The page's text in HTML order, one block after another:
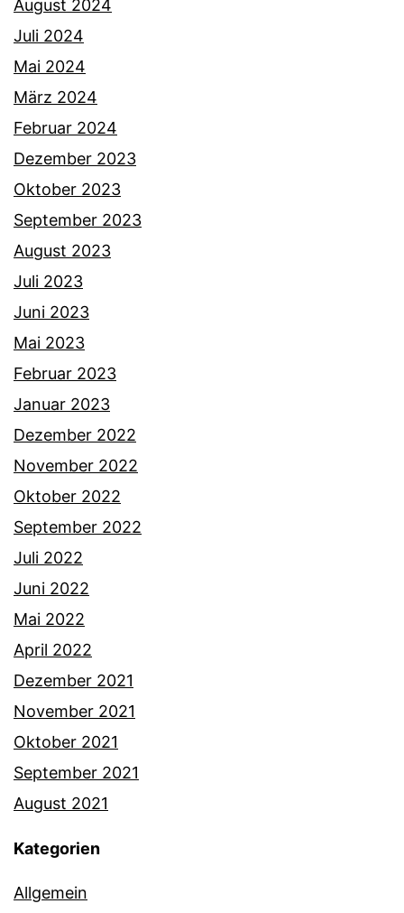
August 2024
Juli 2024
Mai 2024
März 2024
Februar 2024
Dezember 2023
Oktober 2023
September 2023
August 2023
Juli 2023
Juni 2023
Mai 2023
Februar 2023
Januar 2023
Dezember 2022
November 2022
Oktober 2022
September 2022
Juli 2022
Juni 2022
Mai 2022
April 2022
Dezember 2021
November 2021
Oktober 2021
September 2021
August 2021
Kategorien
Allgemein